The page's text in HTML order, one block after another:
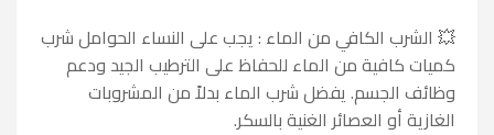
💥 الشرب الكافي من الماء : يجب على النساء الحوامل شرب
كميات كافية من الماء للحفاظ على الترطيب الجيد ودعم
وظائف الجسم. يفضل شرب الماء بدلاً من المشروبات
الغازية أو العصائر الغنية بالسكر.